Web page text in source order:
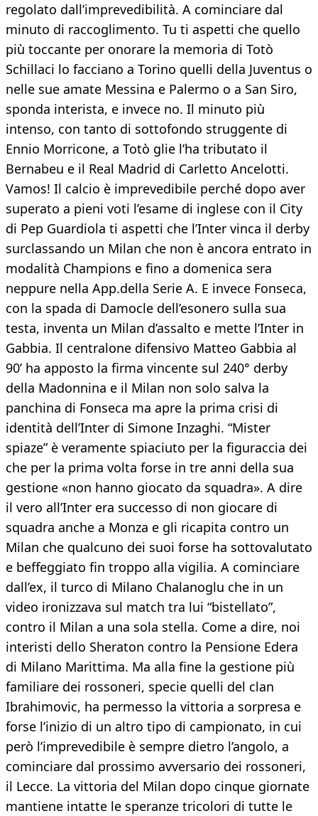
regolato dall’imprevedibilità. A cominciare dal
minuto di raccoglimento. Tu ti aspetti che quello
più toccante per onorare la memoria di Totò
Schillaci lo facciano a Torino quelli della Juventus o
nelle sue amate Messina e Palermo o a San Siro,
sponda interista, e invece no. Il minuto più
intenso, con tanto di sottofondo struggente di
Ennio Morricone, a Totò glie l’ha tributato il
Bernabeu e il Real Madrid di Carletto Ancelotti.
Vamos! Il calcio è imprevedibile perché dopo aver
superato a pieni voti l’esame di inglese con il City
di Pep Guardiola ti aspetti che l’Inter vinca il derby
surclassando un Milan che non è ancora entrato in
modalità Champions e fino a domenica sera
neppure nella App.della Serie A. E invece Fonseca,
con la spada di Damocle dell’esonero sulla sua
testa, inventa un Milan d’assalto e mette l’Inter in
Gabbia. Il centralone difensivo Matteo Gabbia al
90’ ha apposto la firma vincente sul 240° derby
della Madonnina e il Milan non solo salva la
panchina di Fonseca ma apre la prima crisi di
identità dell’Inter di Simone Inzaghi. “Mister
spiaze” è veramente spiaciuto per la figuraccia dei
che per la prima volta forse in tre anni della sua
gestione «non hanno giocato da squadra». A dire
il vero all’Inter era successo di non giocare di
squadra anche a Monza e gli ricapita contro un
Milan che qualcuno dei suoi forse ha sottovalutato
e beffeggiato fin troppo alla vigilia. A cominciare
dall’ex, il turco di Milano Chalanoglu che in un
video ironizzava sul match tra lui “bistellato”,
contro il Milan a una sola stella. Come a dire, noi
interisti dello Sheraton contro la Pensione Edera
di Milano Marittima. Ma alla fine la gestione più
familiare dei rossoneri, specie quelli del clan
Ibrahimovic, ha permesso la vittoria a sorpresa e
forse l’inizio di un altro tipo di campionato, in cui
però l’imprevedibile è sempre dietro l’angolo, a
cominciare dal prossimo avversario dei rossoneri,
il Lecce. La vittoria del Milan dopo cinque giornate
mantiene intatte le speranze tricolori di tutte le